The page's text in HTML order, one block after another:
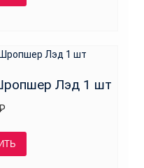
Лэд 1 шт